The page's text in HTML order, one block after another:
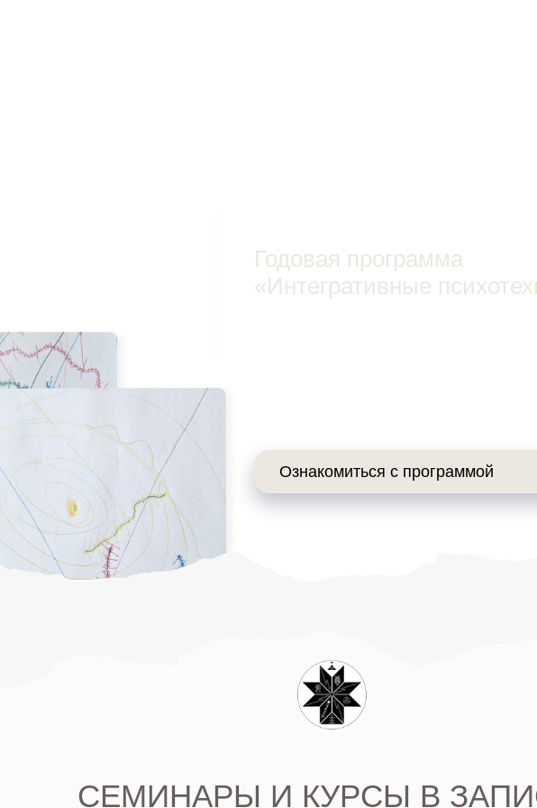
СЕМИНАРЫ И КУРСЫ В ЗАПИСИ:
и внетелесных локализаций.
ПРАКТИЧЕСКАЯ
ПСИХОКИНЕТИКА
жизни и работе.